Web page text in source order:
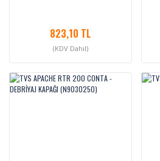
823,10 TL
(KDV Dahil)